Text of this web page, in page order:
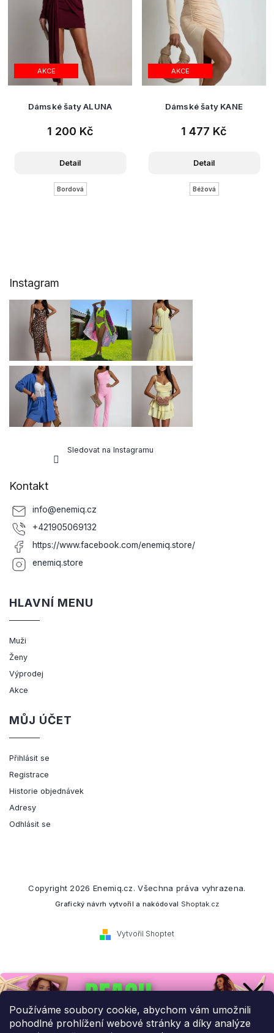
Používáme soubory cookie, abychom vám umožnili
pohodlné prohlížení webové stránky a díky analýze
AKCE
Dámské šaty ALUNA
1 200 Kč
Detail
Bordová
AKCE
Dámské šaty KANE
1 477 Kč
Detail
Béžová
Instagram
Sledovat na Instagramu
Kontakt
info@enemiq.cz
+421905069132
https://www.facebook.com/enemiq.store/
enemiq.store
HLAVNÍ MENU
Muži
Ženy
Výprodej
Akce
MŮJ ÚČET
Přihlásit se
Registrace
Historie objednávek
Adresy
Odhlásit se
Vytvořil Shoptet
Copyright 2026 Enemiq.cz. Všechna práva vyhrazena.
Grafický návrh vytvořil a nakódoval Shoptak.cz
Přihlaste se k našemu
newsletteru.
Budeme vám posílat informace o našich novinkách a slevových